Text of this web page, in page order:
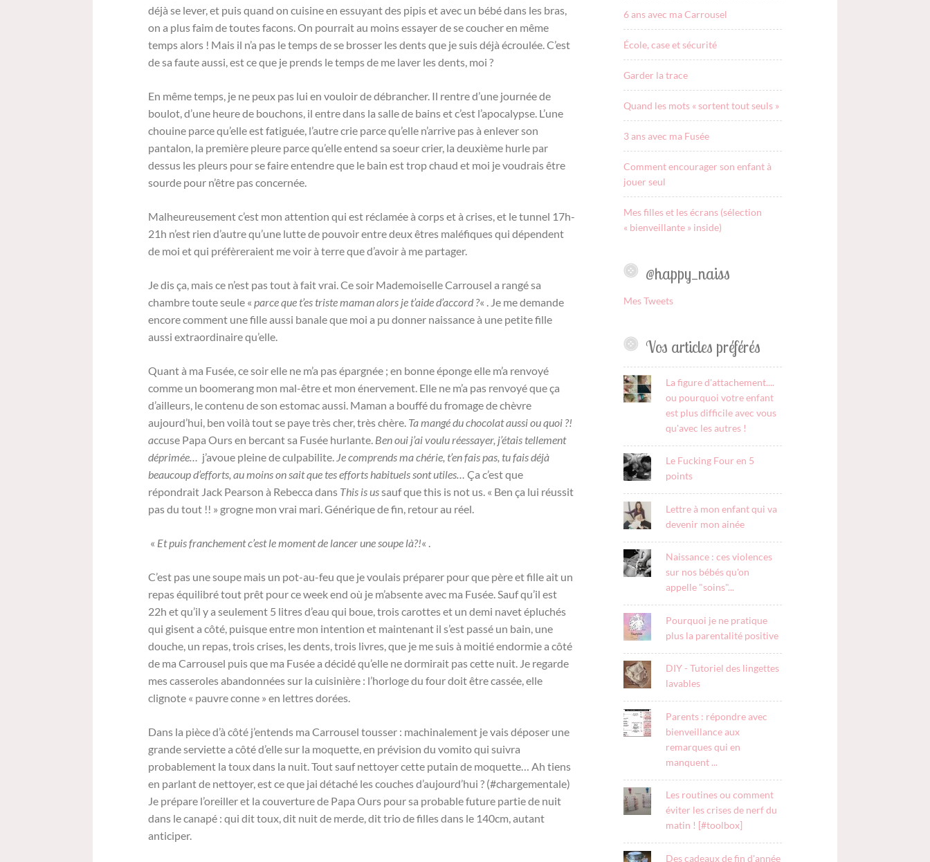
déjà se lever, et puis quand on cuisine en essuyant des pipis et avec un bébé dans les bras,
on a plus faim de toutes facons. On pourrait au moins essayer de se coucher en même
temps alors ! Mais il n’a pas le temps de se brosser les dents que je suis déjà écroulée. C’est
de sa faute aussi, est ce que je prends le temps de me laver les dents, moi ?
En même temps, je ne peux pas lui en vouloir de débrancher. Il rentre d’une journée de
boulot, d’une heure de bouchons, il entre dans la salle de bains et c’est l’apocalypse. L’une
chouine parce qu’elle est fatiguée, l’autre crie parce qu’elle n’arrive pas à enlever son
pantalon, la première pleure parce qu’elle entend sa soeur crier, la deuxième hurle par
dessus les pleurs pour se faire entendre que le bain est trop chaud et moi je voudrais être
sourde pour n’être pas concernée.
Malheureusement c’est mon attention qui est réclamée à corps et à crises, et le tunnel 17h-
21h n’est rien d’autre qu’une lutte de pouvoir entre deux êtres maléfiques qui dépendent
de moi et qui préfèreraient me voir à terre que d’avoir à me partager.
Je dis ça, mais ce n’est pas tout à fait vrai. Ce soir Mademoiselle Carrousel a rangé sa
chambre toute seule «parce que t’es triste maman alors je t’aide d’accord ?« . Je me demande
encore comment une fille aussi banale que moi a pu donner naissance à une petite fille
aussi extraordinaire qu’elle.
Quant à ma Fusée, ce soir elle ne m’a pas épargnée ; en bonne éponge elle m’a renvoyé
comme un boomerang mon mal-être et mon énervement. Elle ne m’a pas renvoyé que ça
d’ailleurs, le contenu de son estomac aussi. Maman a bouffé du fromage de chèvre
aujourd’hui, ben voilà tout se paye très cher, très chère. Ta mangé du chocolat aussi ou quoi ?!
accuse Papa Ours en bercant sa Fusée hurlante. Ben oui j’ai voulu réessayer, j’étais tellement
déprimée… j’avoue pleine de culpabilite. Je comprends ma chérie, t’en fais pas, tu fais déjà
beaucoup d’efforts, au moins on sait que tes efforts habituels sont utiles…Ça c’est que
répondrait Jack Pearson à Rebecca dans This is ussauf que this is not us. « Ben ça lui réussit
pas du tout !! » grogne mon vrai mari. Générique de fin, retour au réel.
« Et puis franchement c’est le moment de lancer une soupe là?!« .
C’est pas une soupe mais un pot-au-feu que je voulais préparer pour que père et fille ait un
repas équilibré tout prêt pour ce week end où je m’absente avec ma Fusée. Sauf qu’il est
22h et qu’il y a seulement 5 litres d’eau qui boue, trois carottes et un demi navet épluchés
qui gisent a côté, puisque entre mon intention et maintenant il s’est passé un bain, une
douche, un repas, trois crises, les dents, trois livres, que je me suis à moitié endormie a côté
de ma Carrousel puis que ma Fusée a décidé qu’elle ne dormirait pas cette nuit. Je regarde
mes casseroles abandonnées sur la cuisinière : l’horloge du four doit être cassée, elle
clignote « pauvre conne » en lettres dorées.
Dans la pièce d’à côté j’entends ma Carrousel tousser : machinalement je vais déposer une
grande serviette a côté d’elle sur la moquette, en prévision du vomito qui suivra
probablement la toux dans la nuit. Tout sauf nettoyer cette putain de moquette… Ah tiens
en parlant de nettoyer, est ce que jai détaché les couches d’aujourd’hui ? (#chargementale)
Je prépare l’oreiller et la couverture de Papa Ours pour sa probable future partie de nuit
dans le canapé : qui dit toux, dit nuit de merde, dit trio de filles dans le 140cm, autant
anticiper.
6 ans avec ma Carrousel
École, case et sécurité
Garder la trace
Quand les mots « sortent tout seuls »
3 ans avec ma Fusée
Comment encourager son enfant à
jouer seul
Mes filles et les écrans (sélection
« bienveillante » inside)
@happy_naiss
Mes Tweets
Vos articles préférés
La figure d'attachement....
ou pourquoi votre enfant
est plus difficile avec vous
qu'avec les autres !
Le Fucking Four en 5
points
Lettre à mon enfant qui va
devenir mon ainée
Naissance : ces violences
sur nos bébés qu'on
appelle "soins"...
Pourquoi je ne pratique
plus la parentalité positive
DIY - Tutoriel des lingettes
lavables
Parents : répondre avec
bienveillance aux
remarques qui en
manquent ...
Les routines ou comment
éviter les crises de nerf du
matin ! [#toolbox]
Des cadeaux de fin d'année